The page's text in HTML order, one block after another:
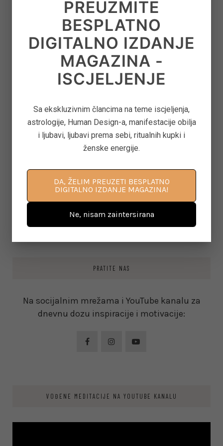
June 22, 2026
‘CONTROL FREAK’ – KAKO OTPUSTITI
OPSESIVNU POTREBU ZA KONTROLOM
on June 12, 2026
ASTEROID JUNO U ASTROLOGIJI – ARHETIP
KRALJICE, BRAKA I MOĆI U ODNOSIMA
June 11, 2026
KAKO PONOVNO PROBUDITI KREATIVNOST
KROZ POKRET, DAH I SVJESNU PRISUTNOST
on June 8, 2026
PRATITE NAS
Na socijalnim mrežama i YouTube kanalu za
dnevnu dozu inspiracije i motivacije:
VOĐENE MEDITACIJE NA YOUTUBE KANALU
PREUZMITE
BESPLATNO
DIGITALNO IZDANJE
MAGAZINA -
ISCJELJENJE
Sa ekskluzivnim člancima na teme iscjeljenja,
astrologije, Human Design-a, manifestacije obilja
i ljubavi, ljubavi prema sebi, ritualnih kupki i
ženske energije.
DA, ŽELIM PREUZETI BESPLATNO
DIGITALNO IZDANJE MAGAZINA!
Ne, nisam zaintersirana